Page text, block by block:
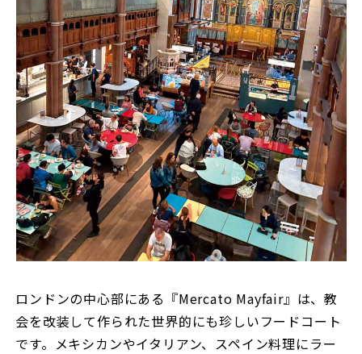
ロンドンの中心部にある『Mercato Mayfair』は、教
会を改装して作られた世界的にも珍しいフードコート
です。メキシカンやイタリアン、スペイン料理にラー